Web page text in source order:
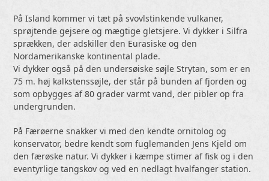
På Island kommer vi tæt på svovlstinkende vulkaner,
sprøjtende gejsere og mægtige gletsjere. Vi dykker i Silfra
sprækken, der adskiller den Eurasiske og den
Nordamerikanske kontinental plade.
Vi dykker også på den undersøiske søjle Strytan, som er en
75 m. høj kalkstenssøjle, der står på bunden af fjorden og
som opbygges af 80 grader varmt vand, der pibler op fra
undergrunden.
På Færøerne snakker vi med den kendte ornitolog og
konservator, bedre kendt som fuglemanden Jens Kjeld om
den færøske natur. Vi dykker i kæmpe stimer af fisk og i den
eventyrlige tangskov og ved en nedlagt hvalfanger station.